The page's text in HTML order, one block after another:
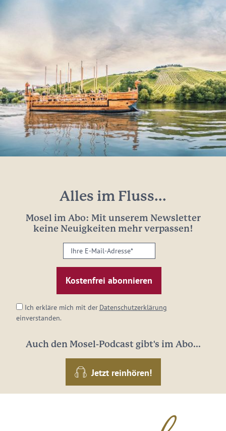
Alles im Fluss...
Mosel im Abo: Mit unserem Newsletter
keine Neuigkeiten mehr verpassen!
Ihre
E-
Mail-
Adresse:
Ich erkläre mich mit der Datenschutzerklärung
einverstanden.
Auch den Mosel-Podcast gibt's im Abo...
Jetzt reinhören!